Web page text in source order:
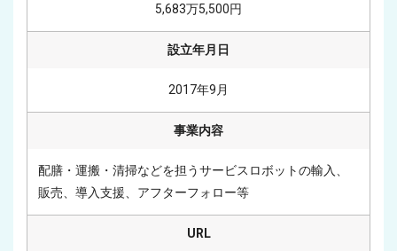
5,683万5,500円
設立年月日
2017年9月
事業内容
配膳・運搬・清掃などを担うサービスロボットの輸入、
販売、導入支援、アフターフォロー等
URL